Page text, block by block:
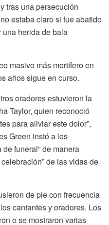
tras una persecución
estaba claro si fue abatido
una herida de bala
masivo más mortífero en
años sigue en curso.
oradores estuvieron la
Taylor, quien reconoció
para aliviar este dolor”,
Green instó a los
funeral” de manera
de las vidas de
de pie con frecuencia
cantantes y oradores. Los
o se mostraron varias